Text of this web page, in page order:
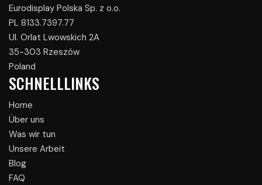
Eurodisplay Polska Sp. z o.o.
PL 8133.7397.77
Ul. Orlat Lwowskich 2A
35-303 Rzeszów
Poland
SCHNELLLINKS
Home
Über uns
Was wir tun
Unsere Arbeit
Blog
FAQ